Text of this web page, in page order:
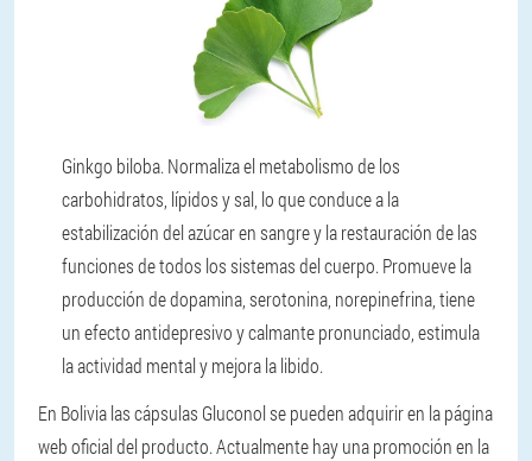
Ginkgo biloba. Normaliza el metabolismo de los
carbohidratos, lípidos y sal, lo que conduce a la
estabilización del azúcar en sangre y la restauración de las
funciones de todos los sistemas del cuerpo. Promueve la
producción de dopamina, serotonina, norepinefrina, tiene
un efecto antidepresivo y calmante pronunciado, estimula
la actividad mental y mejora la libido.
En Bolivia las cápsulas Gluconol se pueden adquirir en la página
web oficial del producto. Actualmente hay una promoción en la